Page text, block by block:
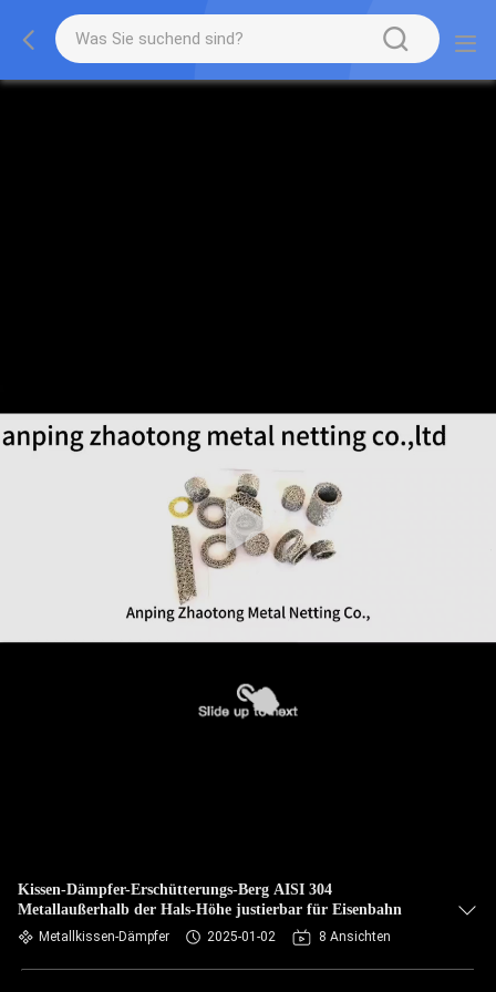
Kissen-Dämpfer-Erschütterungs-Berg AISI 304
Metallaußerhalb der Hals-Höhe justierbar für Eisenbahn
Metallkissen-Dämpfer 2025-01-02 8 Ansichten